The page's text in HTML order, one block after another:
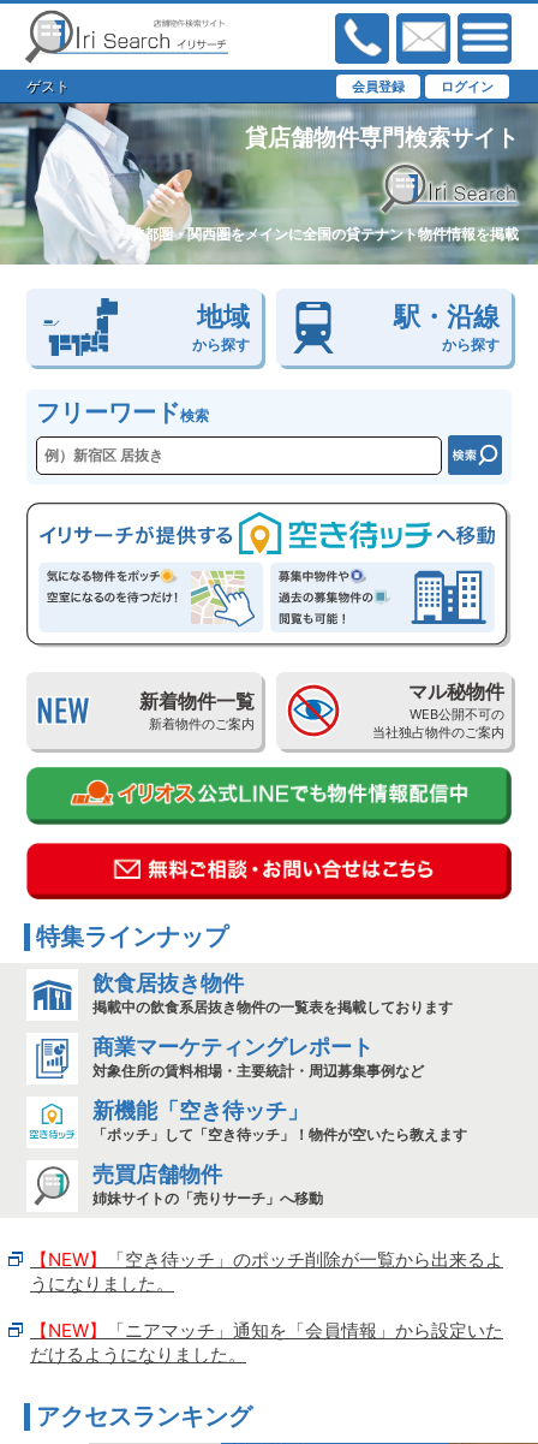
ゲスト
貸店舗物件専門検索サイト
首都圏・関西圏をメインに全国の貸テナント物件情報を掲載
地域
から探す
駅・沿線
から探す
フリーワード検索
新着物件一覧
新着物件のご案内
マル秘物件
WEB公開不可の
当社独占物件のご案内
特集ラインナップ
飲食居抜き物件
掲載中の飲食系居抜き物件の一覧表を掲載しております
商業マーケティングレポート
対象住所の賃料相場・主要統計・周辺募集事例など
新機能「空き待ッチ」
「ポッチ」して「空き待ッチ」！物件が空いたら教えます
売買店舗物件
姉妹サイトの「売りサーチ」へ移動
【NEW】
「空き待ッチ」のポッチ削除が一覧から出来るよ
うになりました。
【NEW】
「ニアマッチ」通知を「会員情報」から設定いた
だけるようになりました。
アクセスランキング